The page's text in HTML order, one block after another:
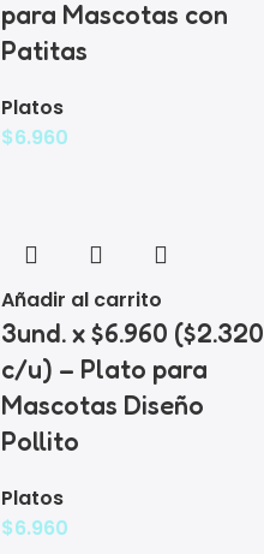
para Mascotas con
Patitas
Platos
$6.960
Añadir al carrito
3und. x $6.960 ($2.320
c/u) – Plato para
Mascotas Diseño
Pollito
Platos
$6.960